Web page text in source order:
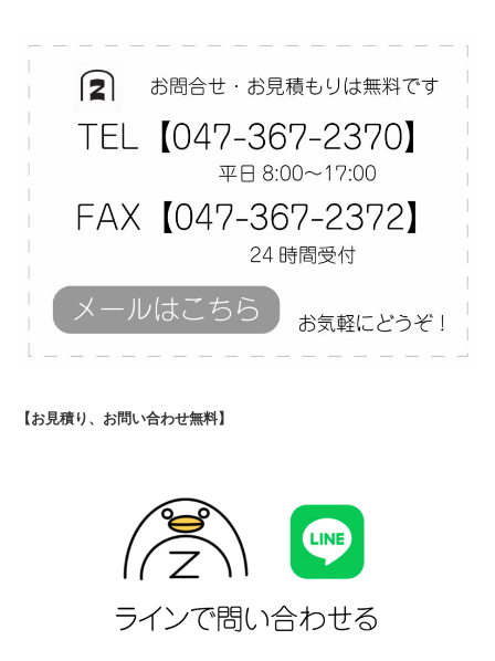
【お見積り、お問い合わせ無料】